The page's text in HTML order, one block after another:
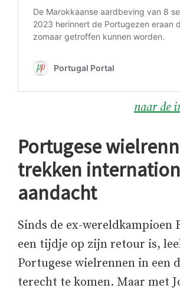
naar de
Portugese
trekken
aandacht
Sinds de ex-wereldkampioen
een tijdje op zijn retour is,
Portugese wielrennen in een
terecht te komen. Maar met